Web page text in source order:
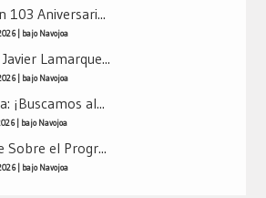
103 Aniversari...
| bajoNavojoa
Lamarque...
| bajoNavojoa
¡Buscamos al...
| bajoNavojoa
Sobre el Progr...
| bajoNavojoa